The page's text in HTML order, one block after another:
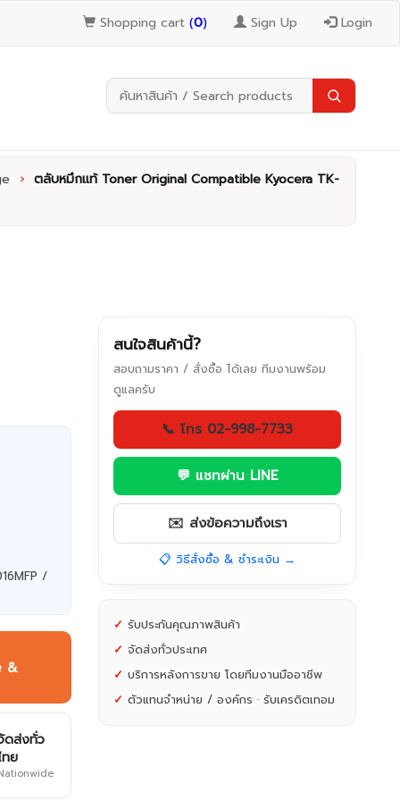
Shopping cart (0) Sign Up Login
› ตลับหมึกแท้ Toner Original Compatible Kyocera TK-
/
&
ดส่งทั่ว
ทย
สนใจสินค้านี้?
สอบถามราคา / สั่งซื้อ ได้เลย ทีมงานพร้อม
ดูแลครับ
📞 โทร 02-998-7733
💬 แชทผ่าน LINE
✉️ ส่งข้อความถึงเรา
📋 วิธีสั่งซื้อ & ชำระเงิน →
✓ รับประกันคุณภาพสินค้า
✓ จัดส่งทั่วประเทศ
✓ บริการหลังการขาย โดยทีมงานมืออาชีพ
✓ ตัวแทนจำหน่าย / องค์กร · รับเครดิตเทอม